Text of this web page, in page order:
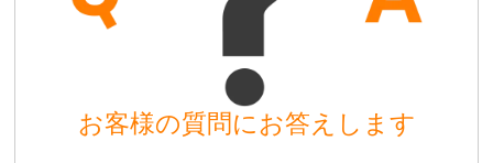
お客様の質問にお答えします